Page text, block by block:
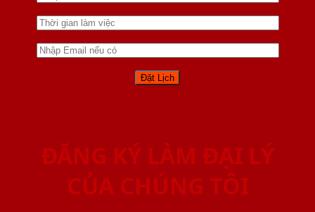
ĐĂNG KÝ LÀM ĐẠI LÝ
CỦA CHÚNG TÔI